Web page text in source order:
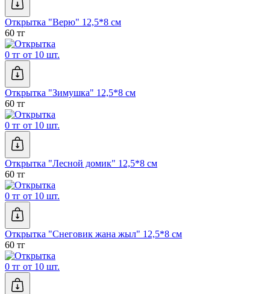
Открытка "Верю" 12,5*8 см
60 тг
0 тг от 10 шт.
Открытка "Зимушка" 12,5*8 см
60 тг
0 тг от 10 шт.
Открытка "Лесной домик" 12,5*8 см
60 тг
0 тг от 10 шт.
Открытка "Снеговик жана жыл" 12,5*8 см
60 тг
0 тг от 10 шт.